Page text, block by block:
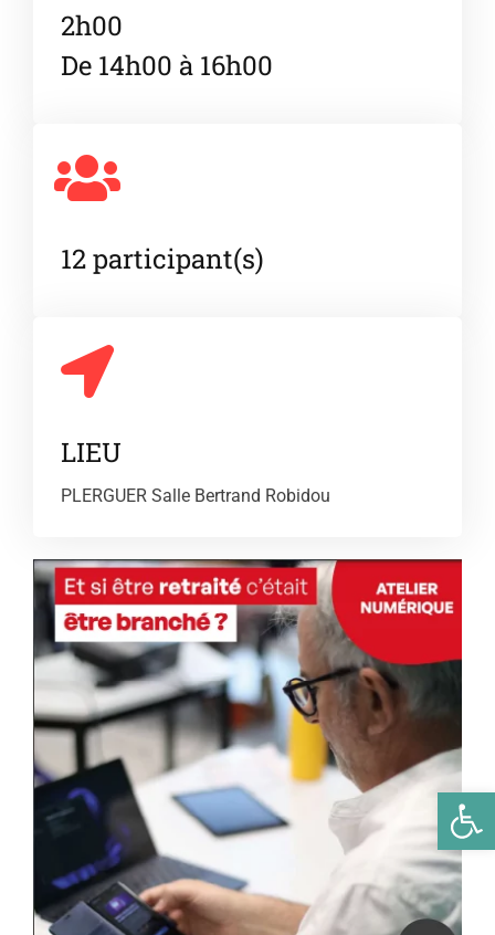
2h00
De 14h00 à 16h00
12 participant(s)
LIEU
PLERGUER Salle Bertrand Robidou